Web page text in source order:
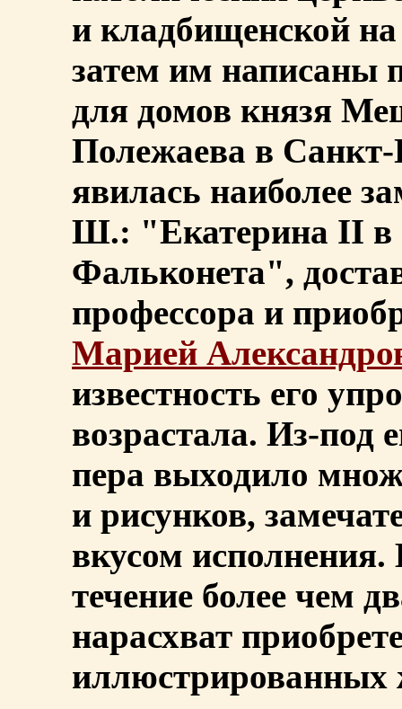
и кладбищенской
затем им написаны
для домов князя
Полежаева в Санкт-
явилась наиболее
Ш.: "Екатерина II в
Фальконета",
профессора и
Марией
известность его
возрастала. Из-под
пера выходило
и рисунков,
вкусом
течение более чем
нарасхват
иллюстрированных